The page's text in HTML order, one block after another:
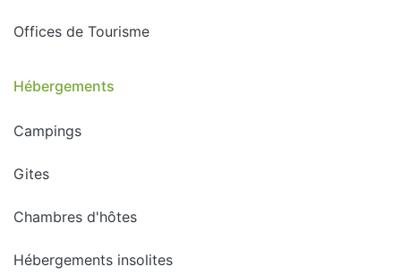
Offices de Tourisme
Hébergements
Campings
Gites
Chambres d'hôtes
Hébergements insolites